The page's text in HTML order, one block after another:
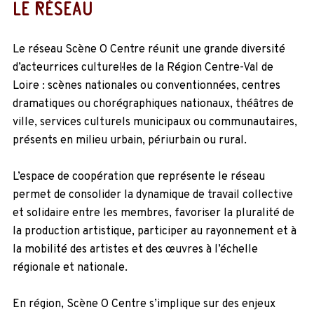
LE RÉSEAU
Le réseau Scène O Centre réunit une grande diversité
d’acteur·rices culturel·les de la Région Centre-Val de
Loire : scènes nationales ou conventionnées, centres
dramatiques ou chorégraphiques nationaux, théâtres de
ville, services culturels municipaux ou communautaires,
présents en milieu urbain, périurbain ou rural.
L’espace de coopération que représente le réseau
permet de consolider la dynamique de travail collective
et solidaire entre les membres, favoriser la pluralité de
la production artistique, participer au rayonnement et à
la mobilité des artistes et des œuvres à l’échelle
régionale et nationale.
En région, Scène O Centre s’implique sur des enjeux